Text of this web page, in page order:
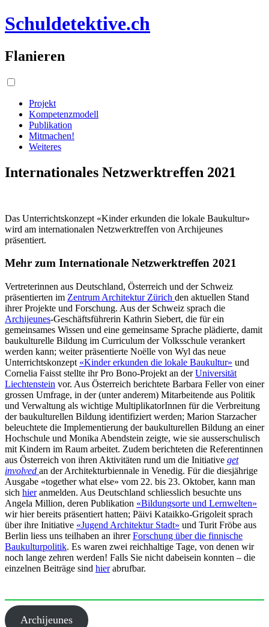
Schuldetektive.ch
Flanieren
Projekt
Kompetenzmodell
Publikation
Mitmachen!
Weiteres
Internationales Netzwerktreffen 2021
Das Unterrichtskonzept «Kinder erkunden die lokale Baukultur»
wird am internationalen Netzwerktreffen von Archijeunes
präsentiert.
Mehr zum Internationale Netzwerktreffen 2021
Vertreterinnen aus Deutschland, Österreich und der Schweiz
präsentierten im Zentrum Architektur Zürich den aktuellen Stand
ihrer Projekte und Forschung. Aus der Schweiz sprach die
Archijeunes-Geschäftsführerin Kathrin Siebert, die für ein
gemeinsames Wissen und eine gemeinsame Sprache plädierte, damit
baukulturelle Bildung im Curriculum der Volksschule verankert
werden kann; weiter präsentierte Noëlle von Wyl das neue
Unterrichtskonzept «Kinder erkunden die lokale Baukultur» und
Cornelia Faisst stellte ihr Pro Bono-Projekt an derUniversität
Liechtenstein vor. Aus Österreich berichtete Barbara Feller von einer
grossen Umfrage, in der (unter anderem) Mitarbeitende aus Politik
und Verwaltung als wichtige MultiplikatorInnen für die Verbreitung
der baukulturellen Bildung identifiziert werden; Marion Starzacher
beleuchtete die Implementierung der baukulturellen Bildung an einer
Hochschule und Monika Abendstein zeigte, wie sie ausserschulisch
mit Kindern im Raum arbeitet. Zudem berichteten die Referentinnen
aus Österreich von ihren Aktivitäten rund um die Initiative get
involved an der Architekturbiennale in Venedig. Für die diesjährige
Ausgabe «together what else» vom 22. bis 23. Oktober, kann man
sich hieranmelden. Aus Deutschland schliesslich besuchte uns
Angela Million, deren Publikation «Bildungsorte und Lernwelten»
wir hier bereits präsentiert hatten; Päivi Kataikko-Grigoleit sprach
über ihre Initiative «Jugend Architektur Stadt» und Turit Fröbe aus
Berlin liess uns teilhaben an ihrerForschung über die finnische
Baukulturpolitik. Es waren zwei reichhaltige Tage, von denen wir
noch lange zehren werden! Falls Sie nicht dabeisein konnten – die
einzelnen Beiträge sind hierabrufbar.
Archijeunes